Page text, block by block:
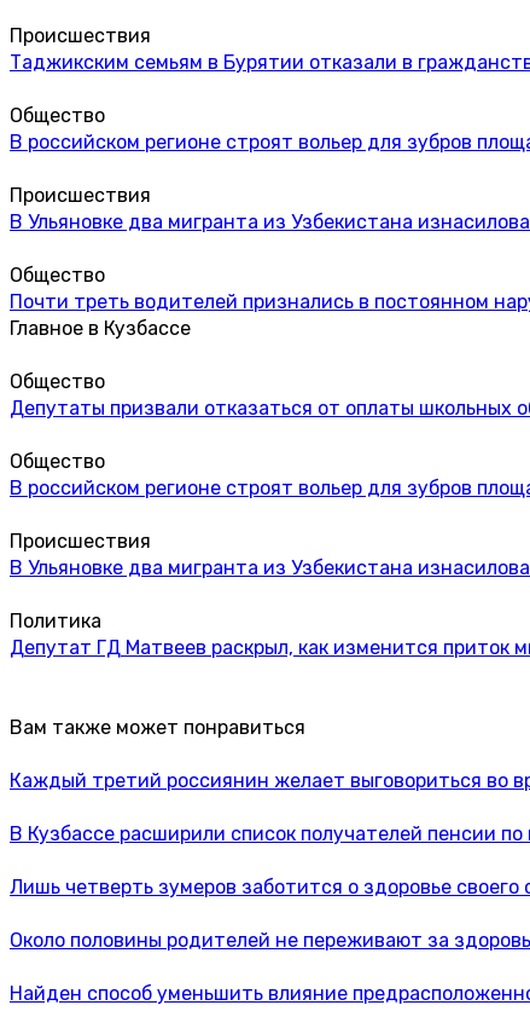
Происшествия
Таджикским семьям в Бурятии отказали в
Общество
В российском регионе строят вольер для зубров
Происшествия
В Ульяновке два мигранта из Узбекистана
Общество
Почти треть водителей признались в постоянном
Главное в Кузбассе
Общество
Депутаты призвали отказаться от оплаты школьных
Общество
В российском регионе строят вольер для зубров
Происшествия
В Ульяновке два мигранта из Узбекистана
Политика
Депутат ГД Матвеев раскрыл, как изменится приток
Вам также может понравиться
Каждый третий россиянин желает выговориться во
В Кузбассе расширили список получателей пенсии
Лишь четверть зумеров заботится о здоровье своего
Около половины родителей не переживают за
Найден способ уменьшить влияние